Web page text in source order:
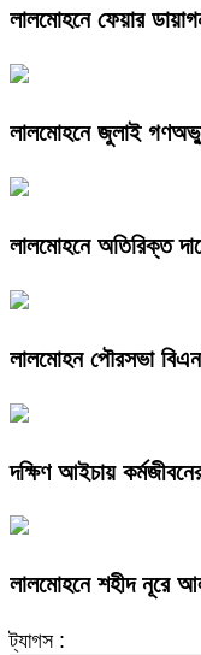
লালমোহনে ফেয়ার
লালমোহনে জুলাই
লালমোহনে অতিরিক্ত
লালমোহন পৌরসভা
দক্ষিণ আইচায়
লালমোহনে শহীদ নূরে
ট্যাগস :